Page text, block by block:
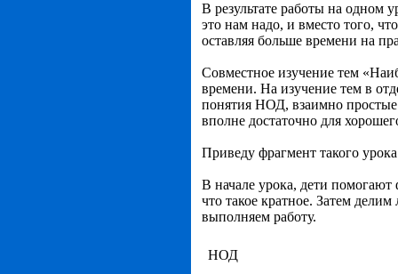
В результате работы на одном
это нам надо, и вместо того,
оставляя больше времени на
Совместное изучение тем
времени. На изучение тем в
понятия НОД, взаимно
вполне достаточно для
Приведу фрагмент такого
В начале урока, дети помогают
что такое кратное. Затем
выполняем работу.
НОД